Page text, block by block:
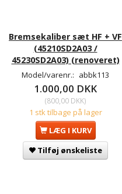
Bremsekaliber sæt HF + VF
(45210SD2A03 /
45230SD2A03) (renoveret)
Model/varenr.: abbk113
1.000,00 DKK
(800,00 DKK)
1 stk tilbage på lager
LÆG I KURV
Tilføj ønskeliste